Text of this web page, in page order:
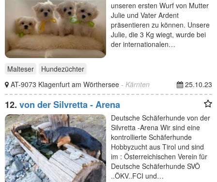
unseren ersten Wurf von Mutter
Julie und Vater Ardent
präsentieren zu können. Unsere
Julie, die 3 Kg wiegt, wurde bei
der internationalen…
Malteser
Hundezüchter
AT-9073 Klagenfurt am Wörthersee - Kärnten 25.10.23
12. von der Silvretta - Arena
Deutsche Schäferhunde von der
Silvretta -Arena Wir sind eine
kontrollierte Schäferhunde
Hobbyzucht aus Tirol und sind
im : Österreichischen Verein für
Deutsche Schäferhunde SVÖ
..ÖKV..FCI und…